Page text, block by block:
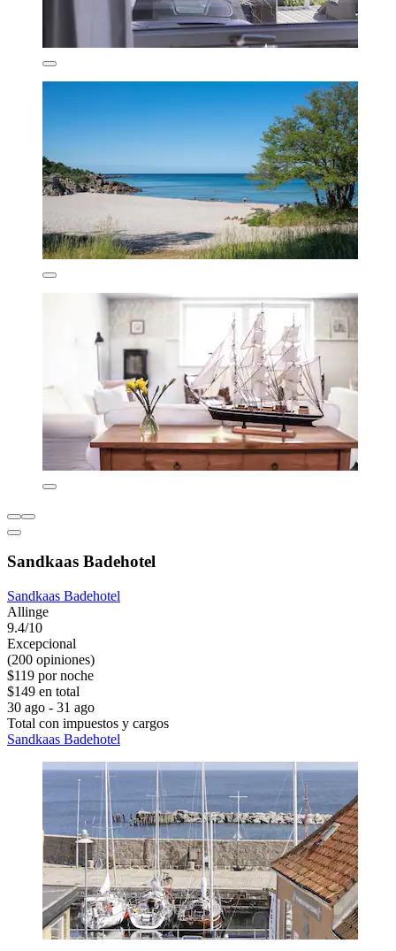
Sandkaas Badehotel
Sandkaas Badehotel
Allinge
9.4/10
Excepcional
(200 opiniones)
$119 por noche
$149 en total
30 ago - 31 ago
Total con impuestos y cargos
Sandkaas Badehotel